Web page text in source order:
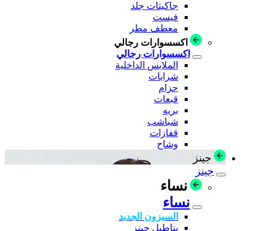
جاكيتات جلد
فيست
معطف مطر
اكسسوارات رجالي
اكسسوارات رجالي
الملابس الداخلية
شرابات
حزام
قبعات
بريه
شباشب
قفازات
وشاح
جينز
جينز
نساء
نساء
السيزون الجديد
بناطيل جينز